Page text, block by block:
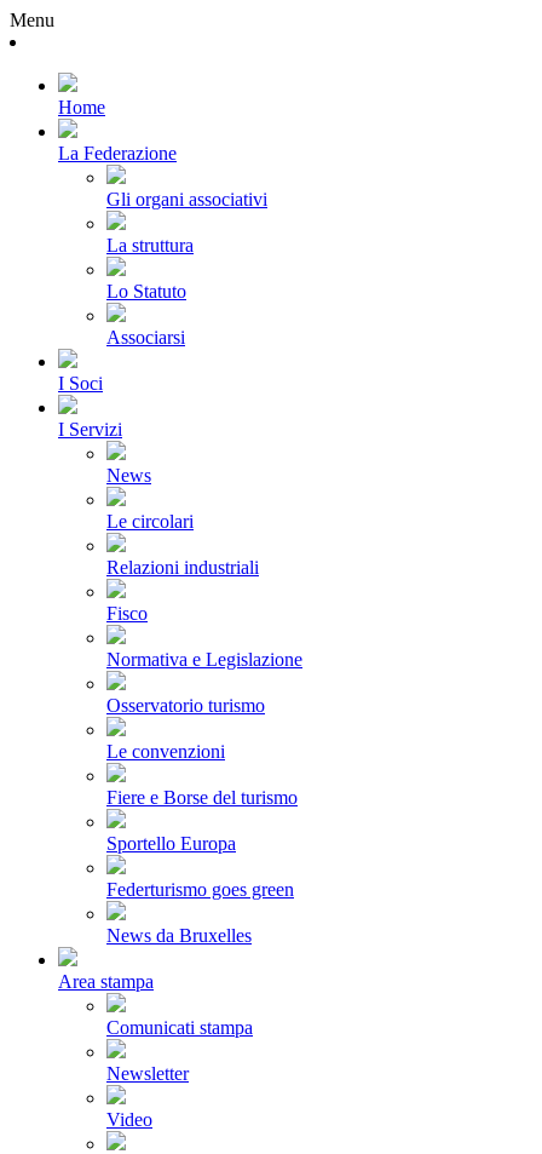
Menu
Home
La Federazione
Gli organi associativi
La struttura
Lo Statuto
Associarsi
I Soci
I Servizi
News
Le circolari
Relazioni industriali
Fisco
Normativa e Legislazione
Osservatorio turismo
Le convenzioni
Fiere e Borse del turismo
Sportello Europa
Federturismo goes green
News da Bruxelles
Area stampa
Comunicati stampa
Newsletter
Video